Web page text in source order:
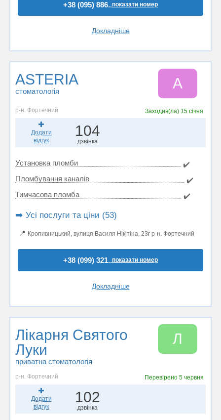
+38 (095) 886..показати номер
Докладніше
ASTERIA
стоматологія A
р-н. Фортечний Заходив(ла) 15 січня
Додати
відгук
104
дзвінка
Установка пломби
✔️
Пломбування каналів
✔️
Тимчасова пломба
✔️
➡️ Усі послуги та ціни (53)
📍 Кропивницький, вулиця Василя Нікітіна, 23г р-н. Фортечний
+38 (099) 321..показати номер
Докладніше
Лікарня Святого
Луки
приватна стоматологія
Л
р-н. Фортечний Перевірено 5 червня
Додати
відгук
102
дзвінка